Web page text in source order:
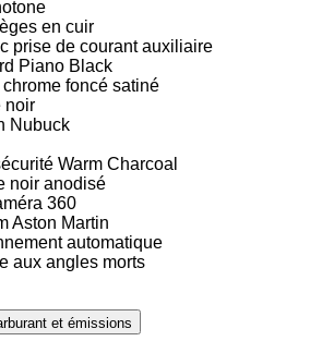
en cuir
prise de courant auxiliaire
Piano Black
foncé satiné
noir
Nubuck
Warm Charcoal
noir anodisé
360
Aston Martin
automatique
aux angles morts
et émissions